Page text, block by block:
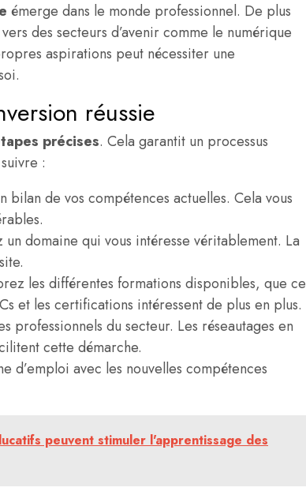
émerge dans le monde professionnel. De plus
des secteurs d’avenir comme le numérique
aspirations peut nécessiter une
réussie
précises. Cela garantit un processus
:
bilan de vos compétences actuelles. Cela vous
un domaine qui vous intéresse véritablement. La
les différentes formations disponibles, que ce
et les certifications intéressent de plus en plus.
professionnels du secteur. Les réseautages en
cette démarche.
d’emploi avec les nouvelles compétences
peuvent stimuler l'apprentissage des